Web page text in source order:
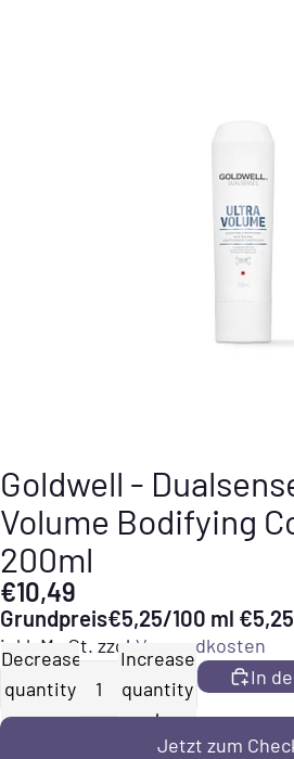
Goldwell -
Volume Bodifying
200ml
€10,49
Grundpreis€5,25/100 ml
inkl. MwSt. zzgl. Versandkosten
Decrease
quantity
Increase
quantity
In
Jetzt zum